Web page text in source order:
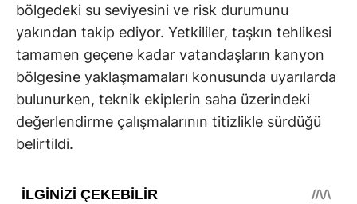
bölgedeki su seviyesini ve risk durumunu
yakından takip ediyor. Yetkililer, taşkın tehlikesi
tamamen geçene kadar vatandaşların kanyon
bölgesine yaklaşmamaları konusunda uyarılarda
bulunurken, teknik ekiplerin saha üzerindeki
değerlendirme çalışmalarının titizlikle sürdüğü
belirtildi.